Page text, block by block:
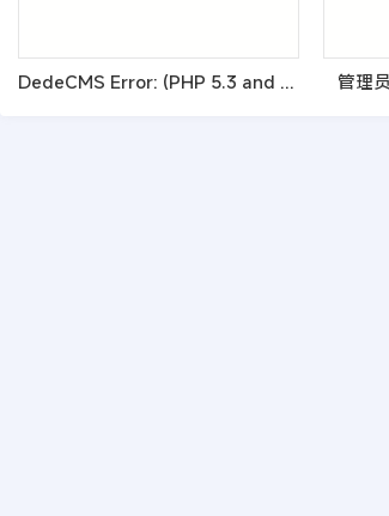
DedeCMS Error: (PHP 5.3 and above) Please set request_order 管理